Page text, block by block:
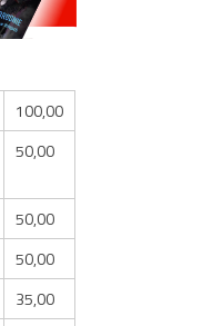
100,00
50,00
50,00
50,00
35,00